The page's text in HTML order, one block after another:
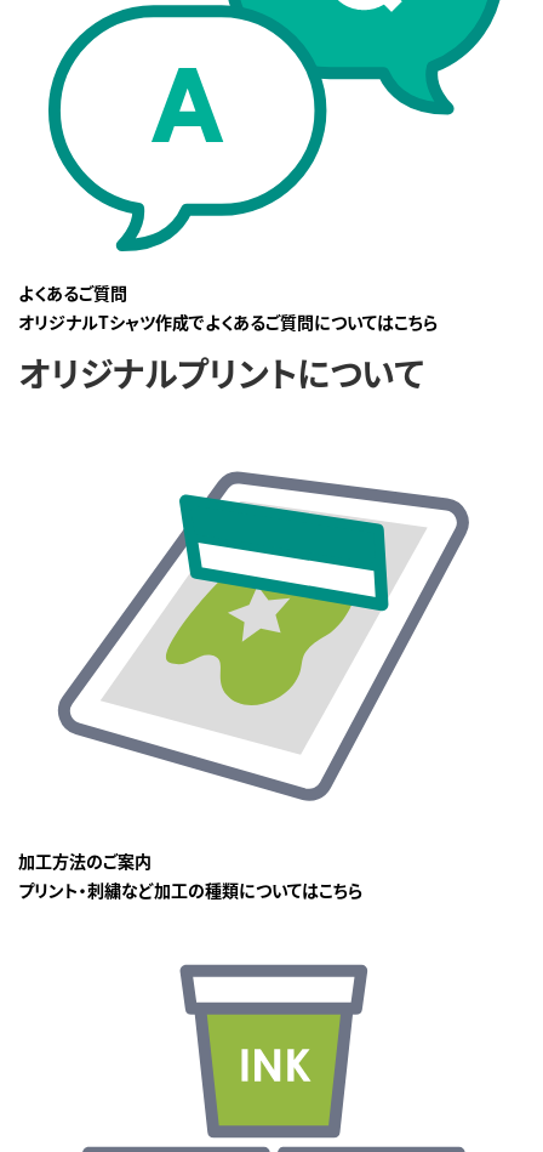
よくあるご質問
オリジナルTシャツ作成でよくあるご質問についてはこちら
オリジナルプリントについて
加工方法のご案内
プリント・刺繍など加工の種類についてはこちら